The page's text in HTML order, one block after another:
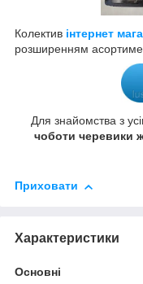
Колектив інтернет
розширенням
Для знайомства з
чоботи черевики
Приховати
Характеристики
Основні